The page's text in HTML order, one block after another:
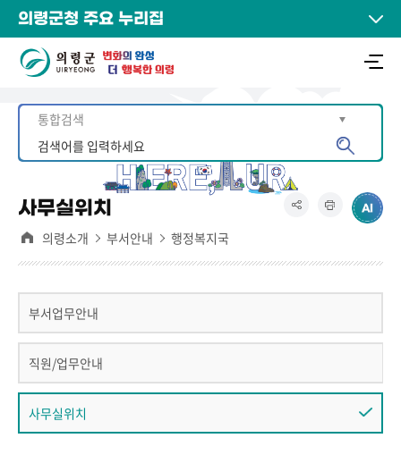
의령군청 주요 누리집
사무실위치
의령소개 부서안내 행정복지국
부서업무안내
직원/업무안내
사무실위치